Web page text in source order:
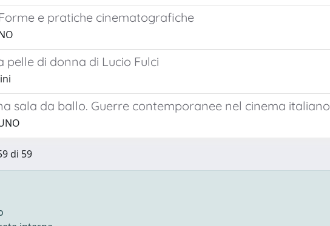
e pratiche cinematografiche
pelle di donna di Lucio Fulci
sala da ballo. Guerre contemporanee nel cinema italiano
di 59